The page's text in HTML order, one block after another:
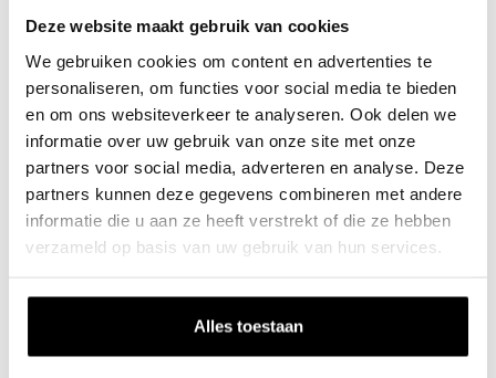
Deze website maakt gebruik van cookies
We gebruiken cookies om content en advertenties te
personaliseren, om functies voor social media te bieden
en om ons websiteverkeer te analyseren. Ook delen we
informatie over uw gebruik van onze site met onze
partners voor social media, adverteren en analyse. Deze
partners kunnen deze gegevens combineren met andere
informatie die u aan ze heeft verstrekt of die ze hebben
verzameld op basis van uw gebruik van hun services.
Alles toestaan
stevige bevestiging aan de wand. Geschikt voor
toepassing in een hal of gang waar extra
schroefbevestiging naar de wand gewenst is.
De sterke constructie naar de wand biedt de
mogelijkheid om de garderobestang te
bevestigen op een zwakkere wand zoals een
gipswand. Dankzij de stevige uitvoering is deze
garderobestang geschikt voor overspanningen
tot 175 cm. Voor het bepalen van de juiste lengte